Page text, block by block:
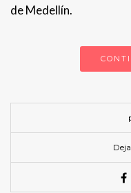
de Medellín.